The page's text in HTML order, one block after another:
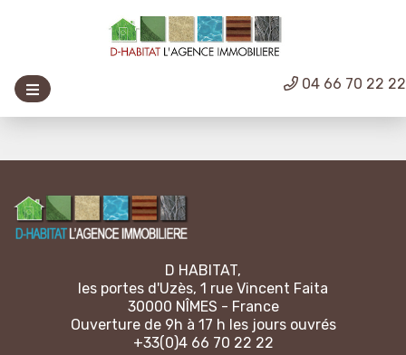
04 66 70 22 22
D HABITAT,
les portes d'Uzès, 1 rue Vincent Faita
30000 NÎMES - France
Ouverture de 9h à 17 h les jours ouvrés
+33(0)4 66 70 22 22